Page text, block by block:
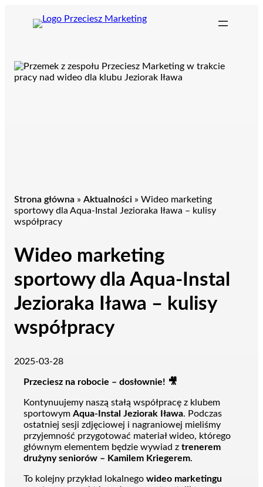
Strona główna » Aktualności » Wideo marketing
sportowy dla Aqua-Instal Jezioraka Iława – kulisy
współpracy
Wideo marketing
sportowy dla Aqua-Instal
Jezioraka Iława – kulisy
współpracy
2025-03-28
Przeciesz na robocie – dosłownie! 🎥
Kontynuujemy naszą stałą współpracę z klubem
sportowym Aqua-Instal Jeziorak Iława. Podczas
ostatniej sesji zdjęciowej i nagraniowej mieliśmy
przyjemność przygotować materiał wideo, którego
głównym elementem będzie wywiad z trenerem
drużyny seniorów – Kamilem Kriegerem.
To kolejny przykład lokalnego wideo marketingu